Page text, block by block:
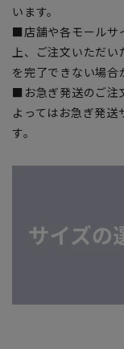
います。
■店舗や各モールサ
上、ご注文いただ
を完了できない場合
■お急ぎ発送のご注
よってはお急ぎ発
す。